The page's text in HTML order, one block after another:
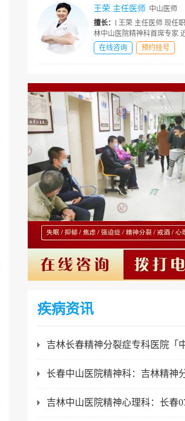
疗愈专家 ★ 特殊孩子...
王荣 主任医师 中山医师
擅长： l 王荣 主任医师 现任
林中山医院精神科首席专家
资深精神心理临床诊疗经验
誉 ★中国医师协会精神科医师
在线咨询 预约挂号
疾病资讯
吉林中山医院精神心理科：长春